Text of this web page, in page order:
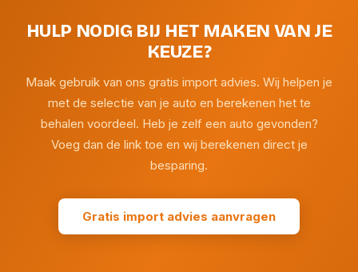
HULP NODIG BIJ HET MAKEN VAN JE
KEUZE?
Maak gebruik van ons gratis import advies. Wij helpen je
met de selectie van je auto en berekenen het te
behalen voordeel. Heb je zelf een auto gevonden?
Voeg dan de link toe en wij berekenen direct je
besparing.
Gratis import advies aanvragen